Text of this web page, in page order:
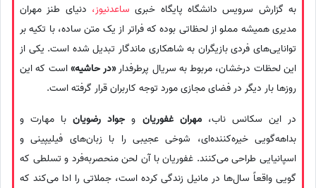
به گزارش سرویس دانشگاه پایگاه خبری ساعدنیوز، دنیای طنز مهران
مدیری همیشه مملو از لحظاتی بوده که فراتر از یک متن ساده، با تکیه بر
توانایی‌های فردی بازیگران به شاهکاری ماندگار تبدیل شده است. یکی از
این لحظات درخشان، مربوط به سریال پرطرفدار«در حاشیه»است که این
روزها بار دیگر در فضای مجازی مورد توجه کاربران قرار گرفته است.
در این سکانس ناب،مهران غفوریان و جواد رضویانبا مهارت و
بداهه‎‌گویی خیره‌کننده‌ای، شوخی عجیبی را با زبان‌های فیلیپینی و
اسپانیایی طراحی می‌کنند. غفوریان با آن لحن منحصر‌به‌فرد و تسلطی که
گویی واقعاً سال‌ها در مانیل زندگی کرده است، جملاتی را ادا می‌کند که